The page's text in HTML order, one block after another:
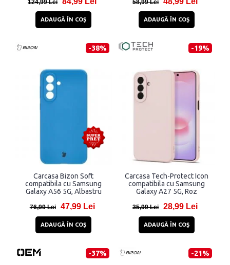
124,99 Lei
ADAUGĂ ÎN COŞ
58,99 Lei
ADAUGĂ ÎN COŞ
-38%
Carcasa Bizon Soft
compatibila cu Samsung
Galaxy A56 5G, Albastru
76,99 Lei 47,99 Lei
ADAUGĂ ÎN COŞ
-19%
Carcasa Tech-Protect Icon
compatibila cu Samsung
Galaxy A27 5G, Roz
35,99 Lei 28,99 Lei
ADAUGĂ ÎN COŞ
-37% -21%